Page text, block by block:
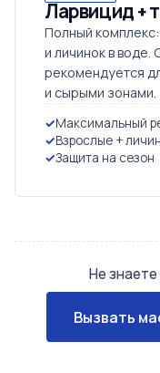
Ларвицид +
Полный
и личинок в
рекомендуется
и сырыми зонами.
Максимальный
Взрослые +
Защита на сезон
Не
Вызвать